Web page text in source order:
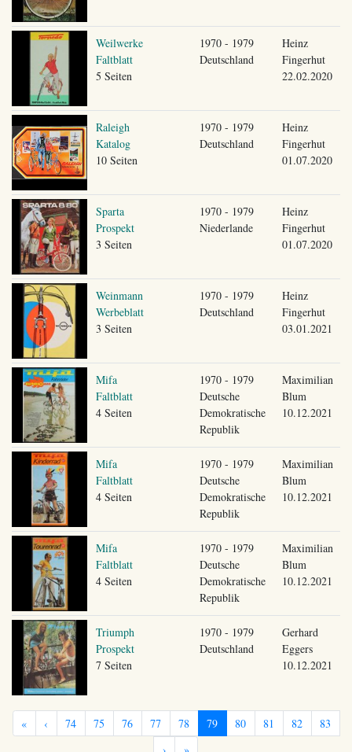
Weilwerke
Faltblatt
5 Seiten
1970 - 1979
Deutschland
Heinz
Fingerhut
22.02.2020
Raleigh
Katalog
10 Seiten
1970 - 1979
Deutschland
Heinz
Fingerhut
01.07.2020
Sparta
Prospekt
3 Seiten
1970 - 1979
Niederlande
Heinz
Fingerhut
01.07.2020
Weinmann
Werbeblatt
3 Seiten
1970 - 1979
Deutschland
Heinz
Fingerhut
03.01.2021
Mifa
Faltblatt
4 Seiten
1970 - 1979
Deutsche
Demokratische
Republik
Maximilian
Blum
10.12.2021
Mifa
Faltblatt
4 Seiten
1970 - 1979
Deutsche
Demokratische
Republik
Maximilian
Blum
10.12.2021
Mifa
Faltblatt
4 Seiten
1970 - 1979
Deutsche
Demokratische
Republik
Maximilian
Blum
10.12.2021
Triumph
Prospekt
7 Seiten
1970 - 1979
Deutschland
Gerhard
Eggers
10.12.2021
« ‹ 74 75 76 77 78 79 80 81 82
83
›
»